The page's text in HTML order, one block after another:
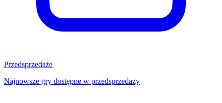
Przedsprzedaże
Najnowsze gry dostępne w przedsprzedaży